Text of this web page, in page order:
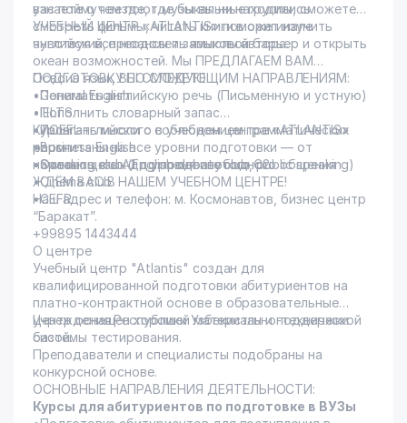
вас поймут везде, где бы вы ни находились.
узнаете о чем поют музыкальные группы, сможете
смотреть фильмы, читать книги в оригинале
чувствуя все нюансы и замыслы автора.
УЧЕБНЫЙ ЦЕНТР «ATLANTIS» поможет изучить
английский, преодолеть языковой барьер и открыть
океан возможностей. Мы ПРЕДЛАГАЕМ ВАМ
ПОДГОТОВКУ ПО СЛЕДУЮЩИМ НАПРАВЛЕНИЯМ:
•General English
•IELTS
•TOEFL
•Business English
•Speaking club (English debate club, public speaking)
•Cinema club
•CEFR
Освоив язык, ВЫ СМОЖЕТЕ:
•Понимать английскую речь (Письменную и устную)
•Пополнить словарный запас
•Излагать мысли с соблюдением грамматических
норм
•Освоить язык до уровня свободного общения
Курсы английского в учебном центре «ATLANTIS»
рассчитаны на все уровни подготовки — от
начинающего А1 до продвинутого С2.
ЖДЁМ ВАС В НАШЕМ УЧЕБНОМ ЦЕНТРЕ!
Наш адрес и телефон: м. Космонавтов, бизнес центр
“Баракат”.
+99895 1443444
О центре
Учебный центр "Atlantis" создан для
квалифицированной подготовки абитуриентов на
платно-контрактной основе в образовательные
учреждения Республики Узбекистан и поддержки
системы тестирования.
Центр оснащен хорошей материально-технической
базой.
Преподаватели и специалисты подобраны на
конкурсной основе.
ОСНОВНЫЕ НАПРАВЛЕНИЯ ДЕЯТЕЛЬНОСТИ:
Курсы для абитуриентов по подготовке в ВУЗы